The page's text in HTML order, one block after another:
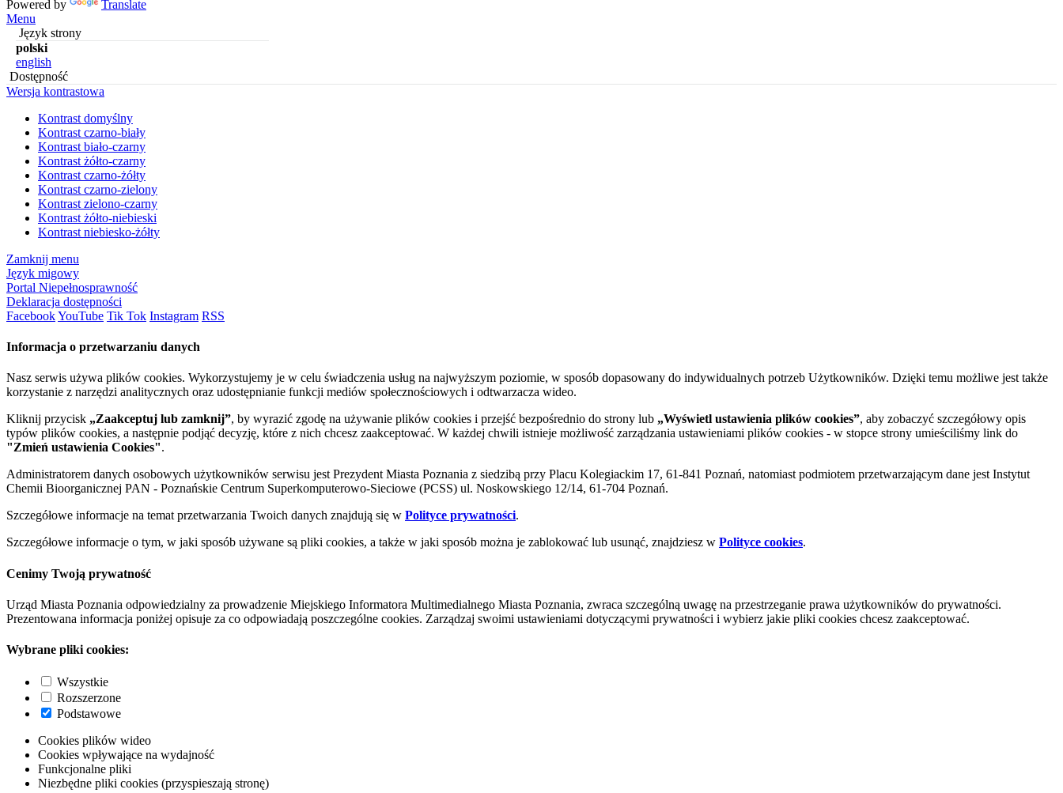
Powered by
Translate
Menu
Język strony
polski
english
Dostępność
Wersja kontrastowa
Kontrast domyślny
Kontrast czarno-biały
Kontrast biało-czarny
Kontrast żółto-czarny
Kontrast czarno-żółty
Kontrast czarno-zielony
Kontrast zielono-czarny
Kontrast żółto-niebieski
Kontrast niebiesko-żółty
Zamknij menu
Język migowy
Portal Niepełnosprawność
Deklaracja dostępności
FacebookYouTube Tik Tok Instagram RSS
Informacja o przetwarzaniu danych
Nasz serwis używa plików cookies. Wykorzystujemy je w celu świadczenia usług na najwyższym poziomie, w sposób dopasowany do indywidualnych potrzeb Użytkowników. Dzięki temu możliwe jest także
korzystanie z narzędzi analitycznych oraz udostępnianie funkcji mediów społecznościowych i odtwarzacza wideo.
Kliknij przycisk „Zaakceptuj lub zamknij”, by wyrazić zgodę na używanie plików cookies i przejść bezpośrednio do strony lub „Wyświetl ustawienia plików cookies”, aby zobaczyć szczegółowy opis
typów plików cookies, a następnie podjąć decyzję, które z nich chcesz zaakceptować. W każdej chwili istnieje możliwość zarządzania ustawieniami plików cookies - w stopce strony umieściliśmy link do
"Zmień ustawienia Cookies".
Administratorem danych osobowych użytkowników serwisu jest Prezydent Miasta Poznania z siedzibą przy Placu Kolegiackim 17, 61-841 Poznań, natomiast podmiotem przetwarzającym dane jest Instytut
Chemii Bioorganicznej PAN - Poznańskie Centrum Superkomputerowo-Sieciowe (PCSS) ul. Noskowskiego 12/14, 61-704 Poznań.
Szczegółowe informacje na temat przetwarzania Twoich danych znajdują się w Polityce prywatności.
Szczegółowe informacje o tym, w jaki sposób używane są pliki cookies, a także w jaki sposób można je zablokować lub usunąć, znajdziesz w Polityce cookies.
Cenimy Twoją prywatność
Urząd Miasta Poznania odpowiedzialny za prowadzenie Miejskiego Informatora Multimedialnego Miasta Poznania, zwraca szczególną uwagę na przestrzeganie prawa użytkowników do prywatności.
Prezentowana informacja poniżej opisuje za co odpowiadają poszczególne cookies. Zarządzaj swoimi ustawieniami dotyczącymi prywatności i wybierz jakie pliki cookies chcesz zaakceptować.
Wybrane pliki cookies:
Wszystkie
Rozszerzone
Podstawowe
Cookies plików wideo
Cookies wpływające na wydajność
Funkcjonalne pliki
Niezbędne pliki cookies (przyspieszają stronę)